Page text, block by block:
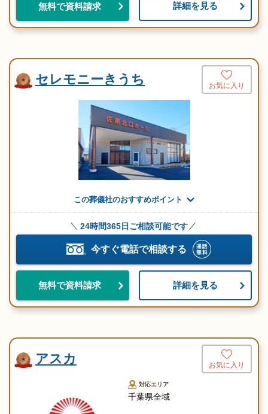
無料で資料請求 詳細を見る
セレモニーきうち お気に入り
この葬儀社のおすすめポイント
24時間365日ご相談可能です
今すぐ電話で相談する
無料で資料請求 詳細を見る
アスカ お気に入り
対応エリア
千葉県全域